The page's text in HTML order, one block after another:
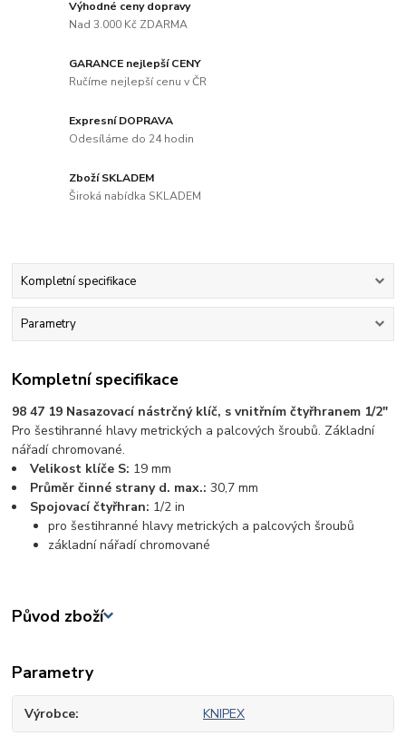
Výhodné ceny dopravy
Nad 3.000 Kč ZDARMA
GARANCE nejlepší CENY
Ručíme nejlepší cenu v ČR
Expresní DOPRAVA
Odesíláme do 24 hodin
Zboží SKLADEM
Široká nabídka SKLADEM
Kompletní specifikace
Parametry
Kompletní specifikace
98 47 19 Nasazovací nástrčný klíč, s vnitřním čtyřhranem 1/2"
Pro šestihranné hlavy metrických a palcových šroubů. Základní
nářadí chromované.
Velikost klíče S: 19 mm
Průměr činné strany d. max.:30,7 mm
Spojovací čtyřhran: 1/2 in
pro šestihranné hlavy metrických a palcových šroubů
základní nářadí chromované
Původ zboží
Parametry
Výrobce KNIPEX